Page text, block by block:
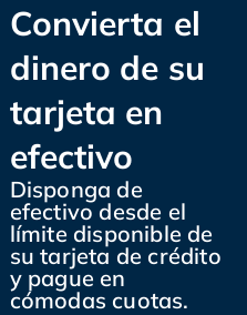
Convierta el
dinero de su
tarjeta en
efectivo
Disponga de
efectivo desde el
límite disponible de
su tarjeta de crédito
y pague en
cómodas cuotas.